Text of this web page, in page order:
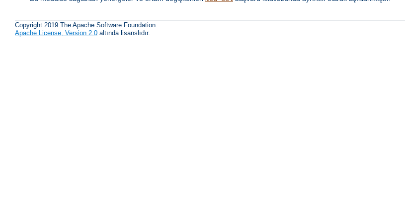
Copyright 2019 The Apache Software Foundation.
Apache License, Version 2.0 altında lisanslıdır.